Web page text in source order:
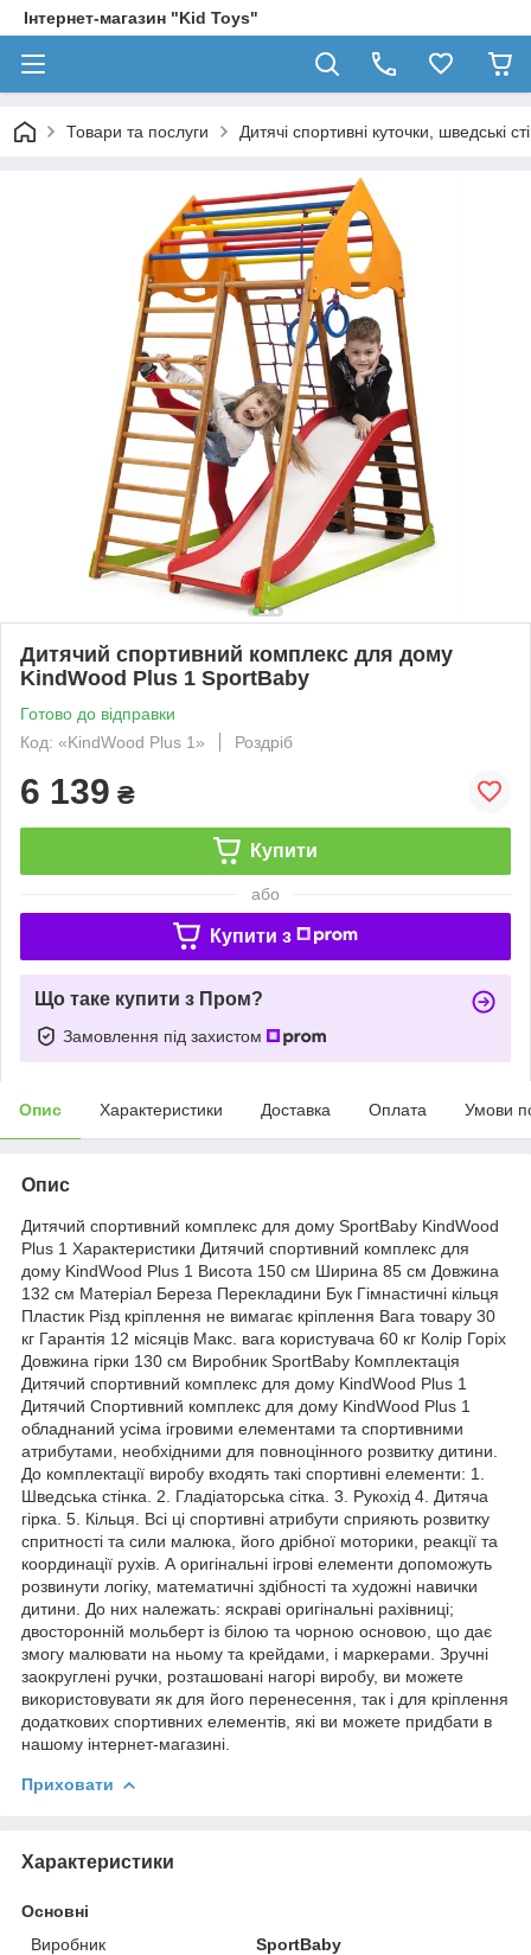
Інтернет-магазин "Kid Toys"
Товари та послуги Дитячі спортивні куточки, шведські
Дитячий спортивний комплекс для дому
KindWood Plus 1 SportBaby
Готово до відправки
Код: «KindWood Plus 1»
Роздріб
6 139 ₴
Купити
або
Купити з
Що таке купити з Пром?
Замовлення під захистом
Опис Характеристики Доставка Оплата Умови
Опис
Дитячий спортивний комплекс для дому SportBaby KindWood
Plus 1 Характеристики Дитячий спортивний комплекс для
дому KindWood Plus 1 Висота 150 см Ширина 85 см Довжина
132 см Матеріал Береза Перекладини Бук Гімнастичні кільця
Пластик Різд кріплення не вимагає кріплення Вага товару 30
кг Гарантія 12 місяців Макс. вага користувача 60 кг Колір Горіх
Довжина гірки 130 см Виробник SportBaby Комплектація
Дитячий спортивний комплекс для дому KindWood Plus 1
Дитячий Спортивний комплекс для дому KindWood Plus 1
обладнаний усіма ігровими елементами та спортивними
атрибутами, необхідними для повноцінного розвитку дитини.
До комплектації виробу входять такі спортивні елементи: 1.
Шведська стінка. 2. Гладіаторська сітка. 3. Рукохід 4. Дитяча
гірка. 5. Кільця. Всі ці спортивні атрибути сприяють розвитку
спритності та сили малюка, його дрібної моторики, реакції та
координації рухів. А оригінальні ігрові елементи допоможуть
розвинути логіку, математичні здібності та художні навички
дитини. До них належать: яскраві оригінальні рахівниці;
двосторонній мольберт із білою та чорною основою, що дає
змогу малювати на ньому та крейдами, і маркерами. Зручні
заокруглені ручки, розташовані нагорі виробу, ви можете
використовувати як для його перенесення, так і для кріплення
додаткових спортивних елементів, які ви можете придбати в
нашому інтернет-магазині.
Приховати
Характеристики
Основні
Виробник
SportBaby